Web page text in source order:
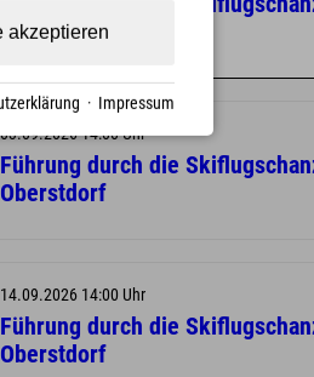
Oberstdorf
03.09.2026 14:00 Uhr
Führung durch die
Oberstdorf
14.09.2026 14:00 Uhr
Führung durch die
Oberstdorf
akzeptieren
· Impressum